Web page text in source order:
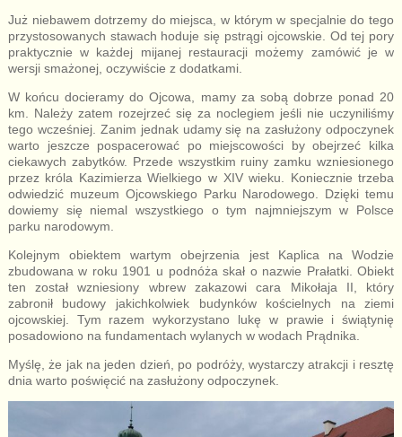
Już niebawem dotrzemy do miejsca, w którym w specjalnie do tego
przystosowanych stawach hoduje się pstrągi ojcowskie. Od tej pory
praktycznie w każdej mijanej restauracji możemy zamówić je w
wersji smażonej, oczywiście z dodatkami.
W końcu docieramy do Ojcowa, mamy za sobą dobrze ponad 20
km. Należy zatem rozejrzeć się za noclegiem jeśli nie uczyniliśmy
tego wcześniej. Zanim jednak udamy się na zasłużony odpoczynek
warto jeszcze pospacerować po miejscowości by obejrzeć kilka
ciekawych zabytków. Przede wszystkim ruiny zamku wzniesionego
przez króla Kazimierza Wielkiego w XIV wieku. Koniecznie trzeba
odwiedzić muzeum Ojcowskiego Parku Narodowego. Dzięki temu
dowiemy się niemal wszystkiego o tym najmniejszym w Polsce
parku narodowym.
Kolejnym obiektem wartym obejrzenia jest Kaplica na Wodzie
zbudowana w roku 1901 u podnóża skał o nazwie Prałatki. Obiekt
ten został wzniesiony wbrew zakazowi cara Mikołaja II, który
zabronił budowy jakichkolwiek budynków kościelnych na ziemi
ojcowskiej. Tym razem wykorzystano lukę w prawie i świątynię
posadowiono na fundamentach wylanych w wodach Prądnika.
Myślę, że jak na jeden dzień, po podróży, wystarczy atrakcji i resztę
dnia warto poświęcić na zasłużony odpoczynek.